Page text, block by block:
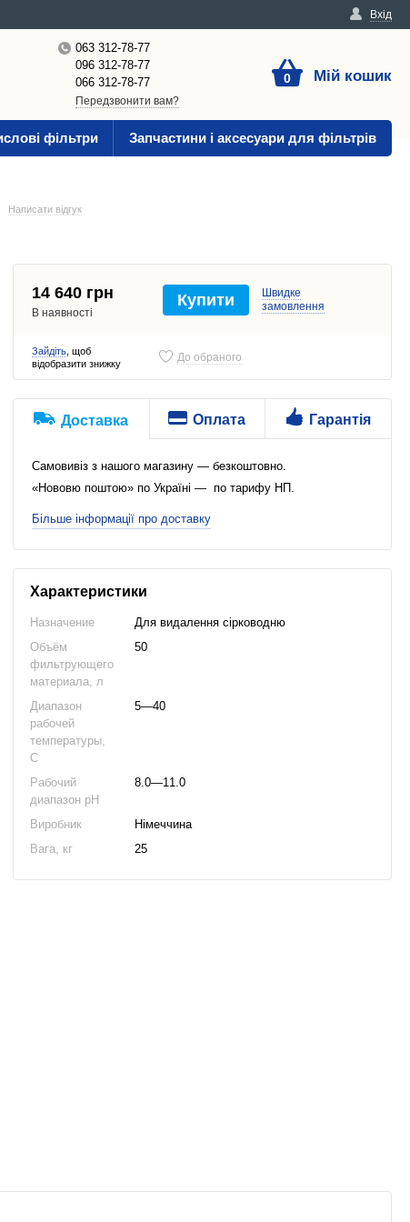
Вхід
063 312-78-77
096 312-78-77
066 312-78-77
Передзвонити вам?
0 Мій кошик
фільтри Запчастини і аксесуари для фільтрів
Написати відгук
14 640 грн
В наявності
Купити
Швидке
замовлення
Зайдіть, щоб
відобразити знижку
До обраного
Доставка Оплата Гарантія
Самовивіз з нашого магазину — безкоштовно.
«Нововю поштою» по Україні — по тарифу НП.
Більше інформації про доставку
Характеристики
Назначение
Для видалення сірководню
Объём
фильтрующего
материала, л
50
Диапазон
рабочей
температуры,
C
5—40
Рабочий
диапазон pH
8.0—11.0
Виробник
Німеччина
Вага, кг
25